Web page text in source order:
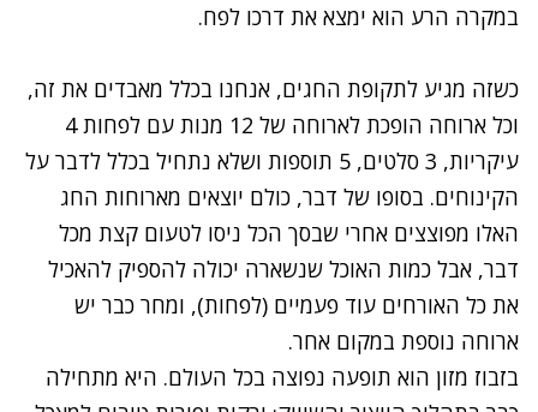
במקרה הרע הוא ימצא את דרכו לפח.
כשזה מגיע לתקופת החגים, אנחנו בכלל מאבדים את זה,
וכל ארוחה הופכת לארוחה של 12 מנות עם לפחות 4
עיקריות, 3 סלטים, 5 תוספות ושלא נתחיל בכלל לדבר על
הקינוחים. בסופו של דבר, כולם יוצאים מארוחות החג
האלו מפוצצים אחרי שבסך הכל ניסו לטעום קצת מכל
דבר, אבל כמות האוכל שנשארה יכולה להספיק להאכיל
את כל האורחים עוד פעמיים (לפחות), ומחר כבר יש
ארוחה נוספת במקום אחר.
בזבוז מזון הוא תופעה נפוצה בכל העולם. היא מתחילה